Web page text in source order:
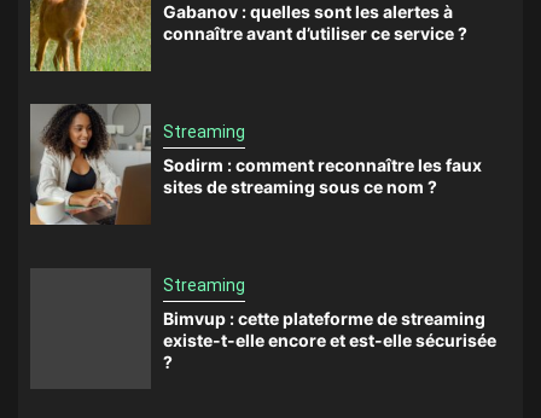
Gabanov : quelles sont les alertes à
connaître avant d’utiliser ce service ?
Streaming
Sodirm : comment reconnaître les faux
sites de streaming sous ce nom ?
Streaming
Bimvup : cette plateforme de streaming
existe-t-elle encore et est-elle sécurisée
?